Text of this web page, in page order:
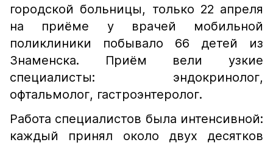
городской больницы, только 22 апреля
на приёме у врачей мобильной
поликлиники побывало 66 детей из
Знаменска. Приём вели узкие
специалисты: эндокринолог,
офтальмолог, гастроэнтеролог.
Работа специалистов была интенсивной:
каждый принял около двух десятков